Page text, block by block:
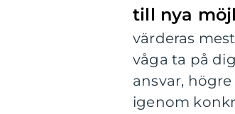
till nya
värderas
våga ta på
ansvar,
igenom